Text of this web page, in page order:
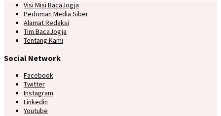
Visi Misi BacaJogja
Pedoman Media Siber
Alamat Redaksi
Tim BacaJogja
Tentang Kami
Social Network
Facebook
Twitter
Instagram
Linkedin
Youtube